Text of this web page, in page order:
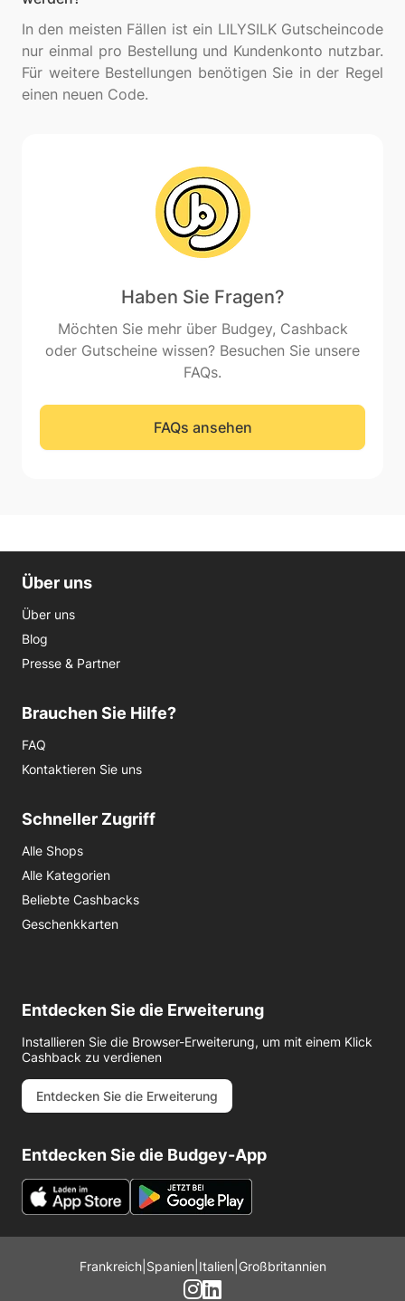
In den meisten Fällen ist ein LILYSILK Gutscheincode
nur einmal pro Bestellung und Kundenkonto nutzbar.
Für weitere Bestellungen benötigen Sie in der Regel
Haben Sie Fragen?
Möchten Sie mehr über Budgey, Cashback
oder Gutscheine wissen? Besuchen Sie unsere
FAQs.
FAQs ansehen
Über uns
Über uns
Blog
Presse & Partner
Brauchen Sie Hilfe?
FAQ
Kontaktieren Sie uns
Schneller Zugriff
Alle Shops
Alle Kategorien
Beliebte Cashbacks
Geschenkkarten
Entdecken Sie die Erweiterung
Installieren Sie die Browser-Erweiterung, um mit einem Klick
Cashback zu verdienen
Entdecken Sie die Erweiterung
Entdecken Sie die Budgey-App
Frankreich| Spanien Italien Großbritannien